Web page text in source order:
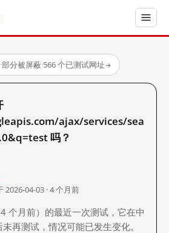
·部分被屏蔽·566 个已测试网址→
ajax/services/sea
吗？
2026-04-03 · 4 个月前
个月前）的最近一次测试，它在中
再测试，情况可能已发生变化。